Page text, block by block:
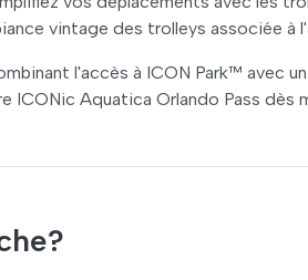
vintage des trolleys associée à
l'accès à ICON Park™ avec
ICONic Aquatica Orlando Pass